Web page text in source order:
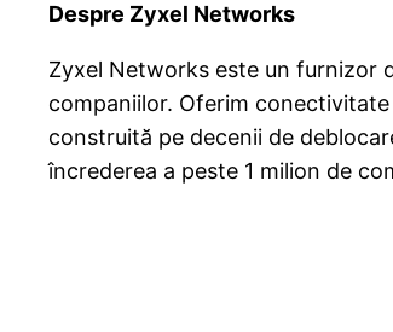
Despre Zyxel Networks
Zyxel Networks este un furnizor
companiilor. Oferim
construită pe decenii de
încrederea a peste 1 milion de